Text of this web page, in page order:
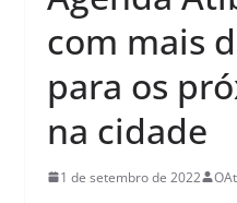
com mais
para os
na cidade
1 de setembro de 2022